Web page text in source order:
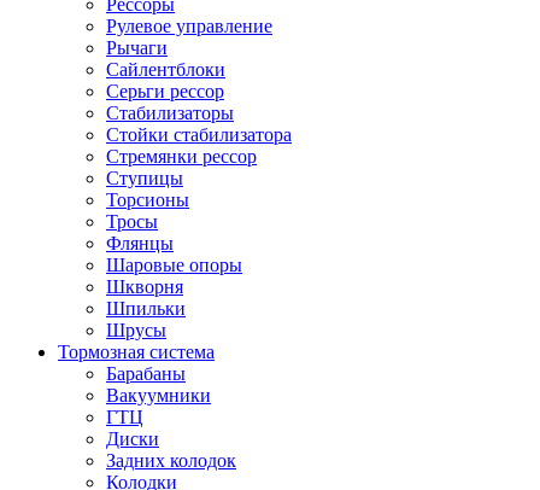
Рессоры
Рулевое управление
Рычаги
Сайлентблоки
Серьги рессор
Стабилизаторы
Стойки стабилизатора
Стремянки рессор
Ступицы
Торсионы
Тросы
Флянцы
Шаровые опоры
Шкворня
Шпильки
Шрусы
Тормозная система
Барабаны
Вакуумники
ГТЦ
Диски
Задних колодок
Колодки